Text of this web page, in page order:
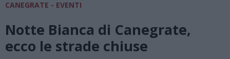
CANEGRATE - EVENTI
Notte Bianca di Canegrate,
ecco le strade chiuse